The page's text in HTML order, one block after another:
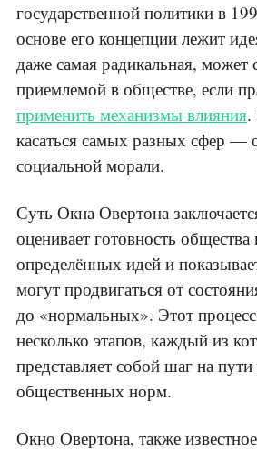
государственной политики в
основе его концепции лежит
даже самая радикальная, может
приемлемой в обществе, если
применить механизмы влияния.
касаться самых разных сфер —
социальной морали.
Суть Окна Овертона
оценивает готовность
определённых идей и
могут продвигаться от
до «нормальных». Этот
несколько этапов, каждый из
представляет собой шаг на
общественных норм.
Окно Овертона, также